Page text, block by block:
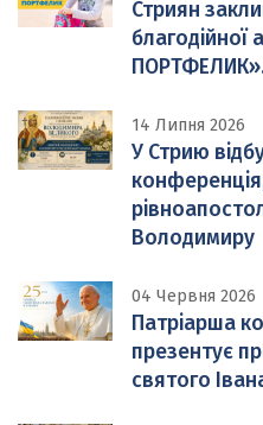
Стриян
благодійної
14 Липня 2026
У Стрию
Володимиру
04 Червня 2026
Патріарша
презентує
святого